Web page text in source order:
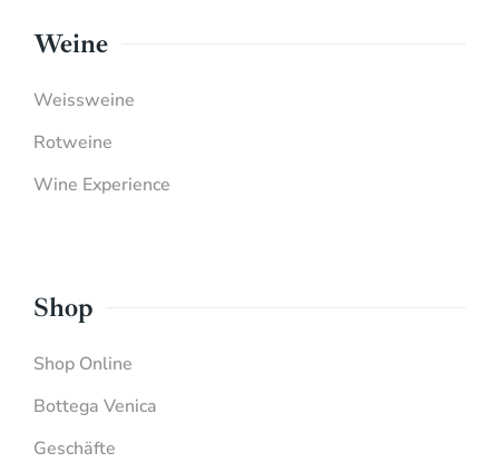
Weine
Weissweine
Rotweine
Wine Experience
Shop
Shop Online
Bottega Venica
Geschäfte